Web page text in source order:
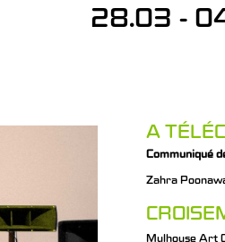
28.03 -
A
Communiqué
Zahra